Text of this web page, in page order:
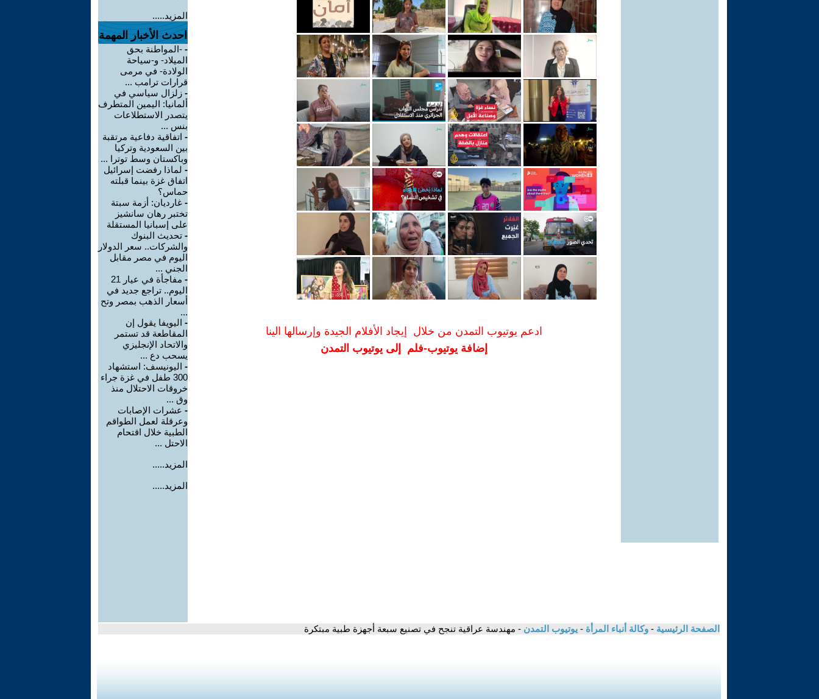
ادعم يوتيوب التمدن من خلال إيجاد الأفلام الجيدة وإرسالها الينا
إضافة يوتيوب-فلم إلى يوتيوب التمدن
المزيد.....
احدث الأخبار المهمة
- -المواطنة بحق
الميلاد- و-سياحة
الولادة- في مرمى
قرارات ترامب ...
- زلزال سياسي في
ألمانيا: اليمين المتطرف
يتصدر الاستطلاعات
بنس ...
- اتفاقية دفاعية مرتقبة
بين السعودية وتركيا
وباكستان وسط توترا ...
- لماذا رفضت إسرائيل
اتفاق غزة بينما قبلته
حماس؟
- غارديان: أزمة سبتة
تختبر رهان سانشيز
على إسبانيا المستقلة
- تحديث البنوك
والشركات.. سعر الدولار
اليوم في مصر مقابل
الجني ...
-
مفاجأة في عيار 21
اليوم.. تراجع جديد في
أسعار الذهب بمصر وتح
...
- اليويفا يقول إن
المقاطعة قد تستمر
والاتحاد الإنجليزي
يسحب دع ...
- اليونيسف: استشهاد
300 طفل في غزة جراء
خروقات الاحتلال منذ
وق ...
- عشرات الإصابات
وعرقلة لعمل الطواقم
الطبية خلال اقتحام
الاحتل ...
المزيد.....
المزيد.....
الصفحة الرئيسية - وكالة أنباء المرأة - يوتيوب التمدن - مهندسة عراقية تنجح في تصنيع سبعة أجهزة طبية مبتكرة